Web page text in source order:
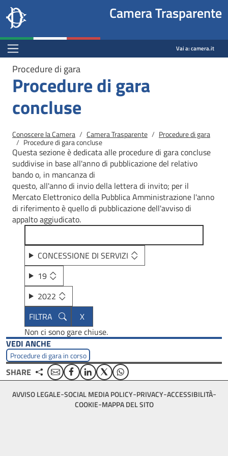
Salta al contenuto principale
Salta al menu di navigazione
Site
header
block
Camera dei deputati
Camera Trasparente
Menu Bar block
Vai a:camera.it
Procedure di gara
Procedure di gara
concluse
Briciole di pane
Conoscere la Camera Camera Trasparente Procedure di gara
Procedure di gara concluse
Questa sezione è dedicata alle procedure di gara concluse
suddivise in base all'anno di pubblicazione del relativo
bando o, in mancanza di
questo, all'anno di invio della lettera di invito; per il
Mercato Elettronico della Pubblica Amministrazione l'anno
di riferimento è quello di pubblicazione dell'avviso di
appalto aggiudicato.
CONCESSIONE DI SERVIZI
19
2022
Non ci sono gare chiuse.
VEDI ANCHE
Procedure di gara in corso
SHARE EmailFacebookLinkedinTwitterWhatsApp
Footer
bottom
AVVISO LEGALE SOCIAL MEDIA POLICY PRIVACY ACCESSIBILITÀ
COOKIE MAPPA DEL SITO
Fine pagina
Salta al contenuto principale
Salta al menu di navigazione
Vai a inizio pagina